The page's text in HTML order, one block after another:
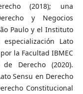
(2018); una
y Negocios
Paulo y el Instituto
Lato
la Facultad IBMEC
Derecho (2020).
Sensu en Derecho
Constitucional